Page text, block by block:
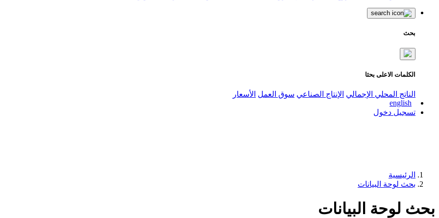
بحث
الكلمات الاعلى بحثا
الناتج المحلي الإجمالي الإنتاج الصناعي سوق العمل الأسعار
english
تسجيل دخول
الرئيسية
بحث لوحة البيانات
بحث لوحة البيانات